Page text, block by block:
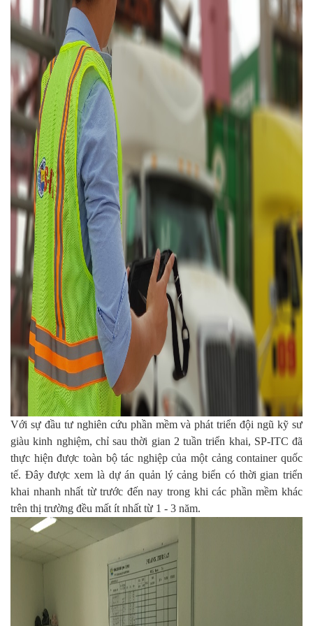
Với sự đầu tư nghiên cứu phần mềm và phát triển đội ngũ kỹ sư
giàu kinh nghiệm, chỉ sau thời gian 2 tuần triển khai, SP-ITC đã
thực hiện được toàn bộ tác nghiệp của một cảng container quốc
tế. Đây được xem là dự án quản lý cảng biển có thời gian triển
khai nhanh nhất từ trước đến nay trong khi các phần mềm khác
trên thị trường đều mất ít nhất từ 1 - 3 năm.